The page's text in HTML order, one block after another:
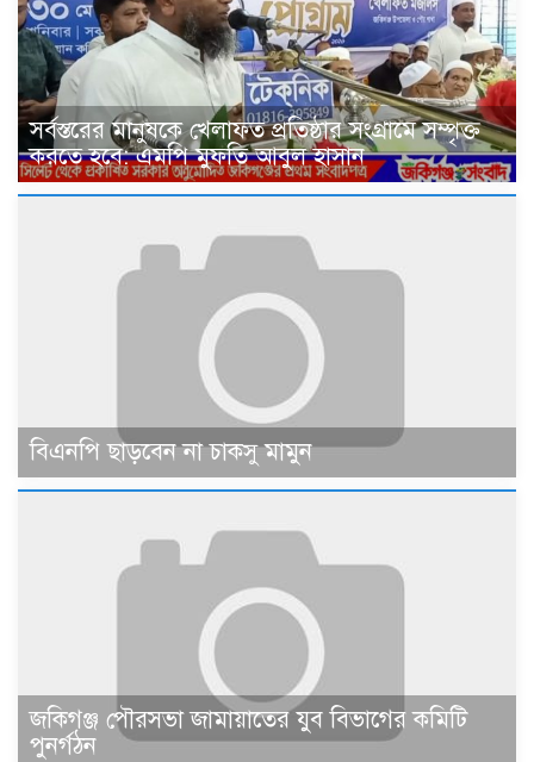
সর্বস্তরের মানুষকে খেলাফত প্রতিষ্ঠার সংগ্রামে সম্পৃক্ত
করতে হবে: এমপি মুফতি আবুল হাসান
বিএনপি ছাড়বেন না চাকসু মামুন
জকিগঞ্জ পৌরসভা জামায়াতের যুব বিভাগের কমিটি
পুনর্গঠন